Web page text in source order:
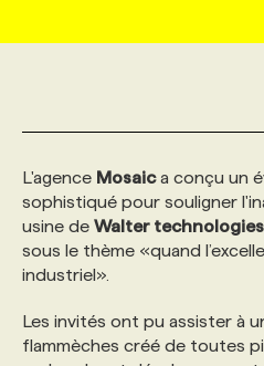
AFFAIRES DE
INITIATIVES
PRIX ET
TENDANCES
WEB & MÉDIAS
MARKETING
GEO/SEO
ÉVÉNEMENTIEL
INFOLETTRE
ANNONCEZ AVEC
CONSULTER LA
PROFIL ENTREPRISE
FAQ
ANNONCEZ AVEC
VOIR LES OFFRES
PROFIL CANDIDAT
FAQ
ANNONCEZ AVEC
NOS FORMATIONS EN
NOS PARCOURS DE
FORMATIONS
NOS
CHASSE DE TÊTE
SERVICE DE CHASSE
NOS TARIFS
NOS EXPERTISES
L'agence Mosaica conçu un
sophistiqué pour souligner
usine de Walter technologies
sous le thème «quand
industriel».
Les invités ont pu assister à
flammèches créé de toutes